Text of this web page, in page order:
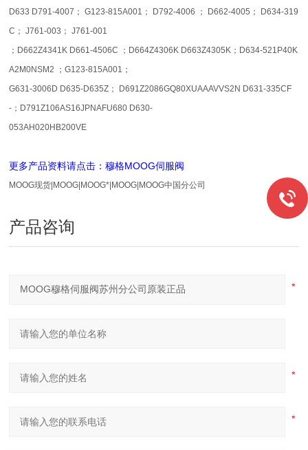
D633 D791-4007； G123-815A001； D792-4006 ； D662-4005； D634-319
C； J761-003； J761-001
；D662Z4341K D661-4506C ；D664Z4306K D663Z4305K；D634-521P40K
A2M0NSM2 ；G123-815A001；
G631-3006D D635-D635Z； D691Z2086GQ80XUAAAVVS2N D631-335CF
-；D791Z106AS16JPNAFU680 D630-
053AH020HB200VE
更多产品资料请点击：穆格MOOG伺服阀
MOOG现货|MOOG|MOOG*|MOOG|MOOG中国分公司
产品咨询